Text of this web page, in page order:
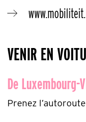
VENIR EN
De Luxembourg-
Prenez